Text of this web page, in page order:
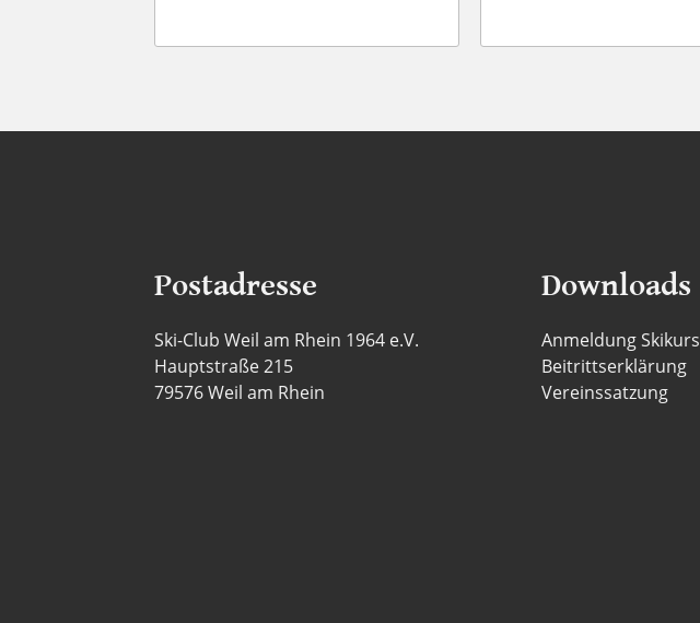
Postadresse
Ski-Club Weil am Rhein 1964 e.V.
Hauptstraße 215
79576 Weil am Rhein
Downloads
Anmeldung Skikurs
Beitrittserklärung
Vereinssatzung